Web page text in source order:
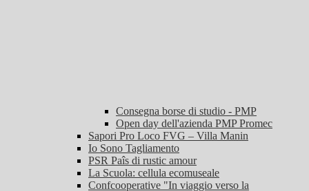
Consegna borse di studio - PMP
Open day dell'azienda PMP Promec
Sapori Pro Loco FVG – Villa Manin
Io Sono Tagliamento
PSR Paîs di rustic amour
La Scuola: cellula ecomuseale
Confcooperative "In viaggio verso la